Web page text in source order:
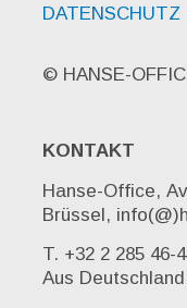
DATENSCHUTZ
© HANSE-
KONTAKT
Hanse-Office,
Brüssel,
T. +32 2 285 46-
Aus